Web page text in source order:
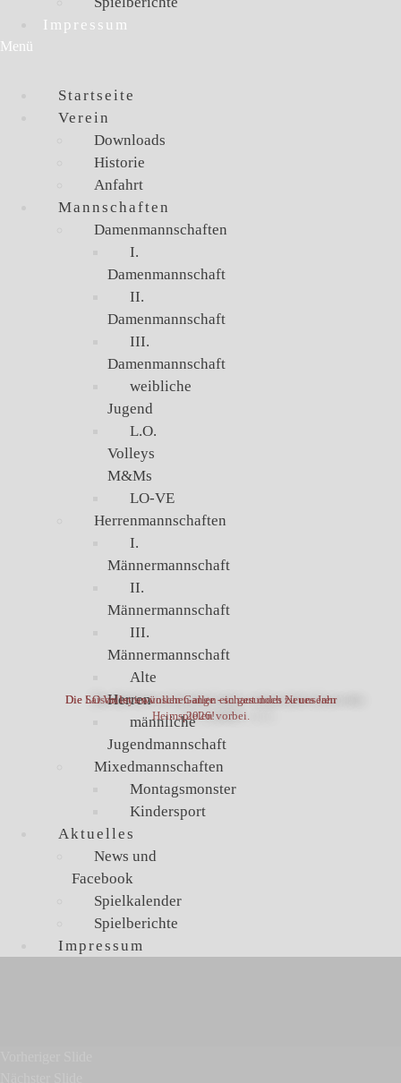
Impressum
Menü
Startseite
Verein
Downloads
Historie
Anfahrt
Mannschaften
Damenmannschaften
I.
Damenmannschaft
II.
Damenmannschaft
III.
Damenmannschaft
weibliche
Jugend
L.O.
Volleys
M&Ms
LO-VE
Herrenmannschaften
I.
Männermannschaft
II.
Männermannschaft
III.
Männermannschaft
Alte
Herren
männliche
Jugendmannschaft
Mixedmannschaften
Montagsmonster
Kindersport
Aktuelles
News und
Facebook
Spielkalender
Spielberichte
Impressum
Die LO Volleys wünschen allen ein gesundes Neues Jahr
2026!
Die Saison ist im vollen Gange - schaut doch zu unseren
Heimspielen vorbei.